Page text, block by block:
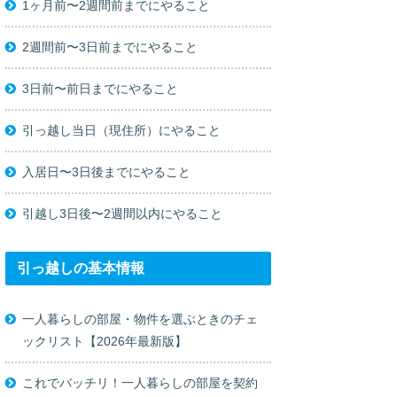
1ヶ月前〜2週間前までにやること
2週間前〜3日前までにやること
3日前〜前日までにやること
引っ越し当日（現住所）にやること
入居日〜3日後までにやること
引越し3日後〜2週間以内にやること
引っ越しの基本情報
一人暮らしの部屋・物件を選ぶときのチェ
ックリスト【2026年最新版】
これでバッチリ！一人暮らしの部屋を契約